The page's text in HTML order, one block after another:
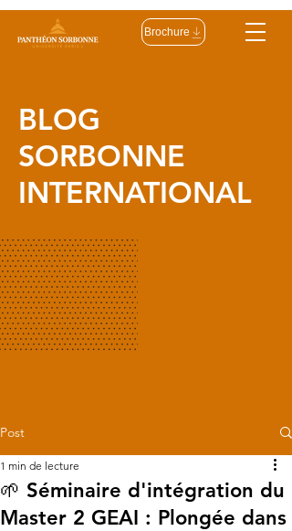
Brochure
Post
🌱 Séminaire d'intégration du
Master 2 GEAI : Plongée dans
1 min de lecture
BLOG
SORBONNE
INTERNATIONAL